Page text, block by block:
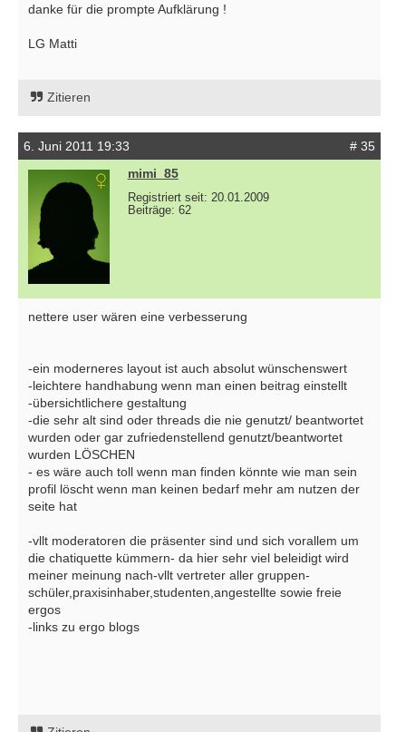
danke für die prompte Aufklärung !
LG Matti
Zitieren
6. Juni 2011 19:33
# 35
mimi_85
Registriert seit: 20.01.2009
Beiträge: 62
nettere user wären eine verbesserung
-ein moderneres layout ist auch absolut wünschenswert
-leichtere handhabung wenn man einen beitrag einstellt
-übersichtlichere gestaltung
-die sehr alt sind oder threads die nie genutzt/ beantwortet
wurden oder gar zufriedenstellend genutzt/beantwortet
wurden LÖSCHEN
- es wäre auch toll wenn man finden könnte wie man sein
profil löscht wenn man keinen bedarf mehr am nutzen der
seite hat
-vllt moderatoren die präsenter sind und sich vorallem um
die chatiquette kümmern- da hier sehr viel beleidigt wird
meiner meinung nach-vllt vertreter aller gruppen-
schüler,praxisinhaber,studenten,angestellte sowie freie
ergos
-links zu ergo blogs